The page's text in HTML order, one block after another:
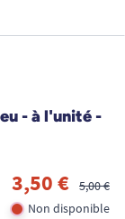
- à l'unité -
3,50 €
5,00 €
Non disponible